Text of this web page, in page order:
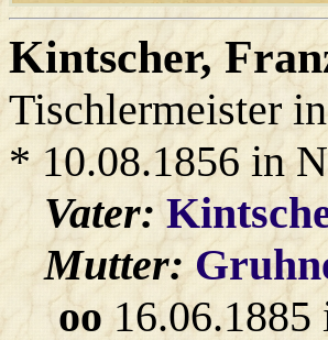
Kintscher,
Tischlermeister
* 10.08.1856 in
Vater:
Mutter:
oo